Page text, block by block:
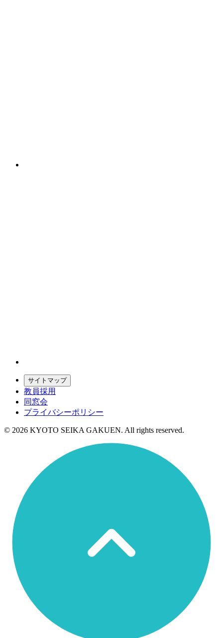
サイトマップ
教員採用
同窓会
プライバシーポリシー
© 2026 KYOTO SEIKA GAKUEN. All rights reserved.